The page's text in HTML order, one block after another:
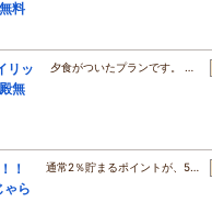
料
リッ
無
夕食がついたプランです。 …
！
ゃら
通常2％貯まるポイントが、5…